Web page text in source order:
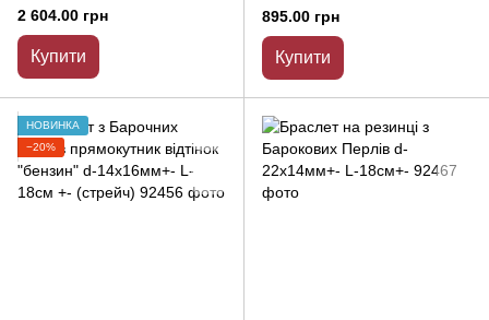
2 604.00 грн
Купити
16мм+- L-18см +- (стрейч)
895.00 грн
Купити
НОВИНКА
−20%